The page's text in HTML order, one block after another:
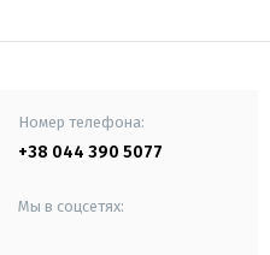
Номер телефона:
+38 044 390 5077
Мы в соцсетях: